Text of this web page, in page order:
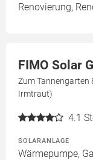
Renovierung,
FIMO Solar
Zum Tannengarten
Irmtraut)
4.1
SOLARANLAGE
Wärmepumpe,